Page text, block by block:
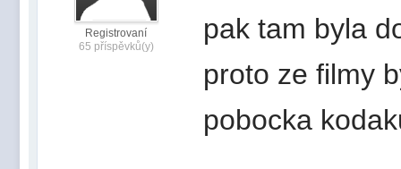
Registrovaní
65 příspěvků(y)
pak tam byla
proto ze filmy
pobocka